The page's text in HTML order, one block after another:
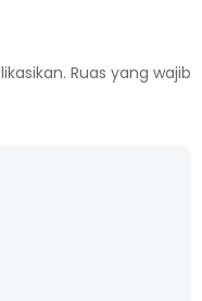
Ruas yang wajib